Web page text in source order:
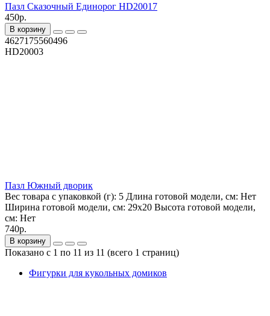
Пазл Сказочный Единорог HD20017
450р.
В корзину
4627175560496
HD20003
Пазл Южный дворик
Вес товара с упаковкой (г): 5 Длина готовой модели, см: Нет
Ширина готовой модели, см: 29х20 Высота готовой модели,
см: Нет
740р.
В корзину
Показано с 1 по 11 из 11 (всего 1 страниц)
Фигурки для кукольных домиков